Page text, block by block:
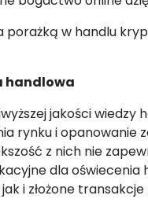
w handlu
handlowa
jakości
rynku i
z nich nie
dla
i złożone